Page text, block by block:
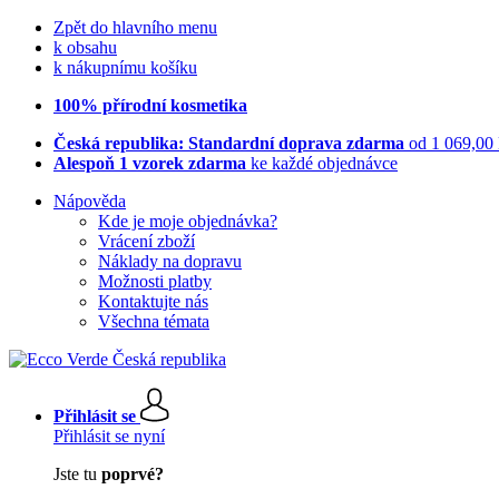
Zpět do hlavního menu
k obsahu
k nákupnímu košíku
100% přírodní kosmetika
Česká republika: Standardní doprava zdarma od 1 069,00
Alespoň 1 vzorek zdarma ke každé objednávce
Nápověda
Kde je moje objednávka?
Vrácení zboží
Náklady na dopravu
Možnosti platby
Kontaktujte nás
Všechna témata
Přihlásit se
Přihlásit se nyní
Jste tu poprvé?